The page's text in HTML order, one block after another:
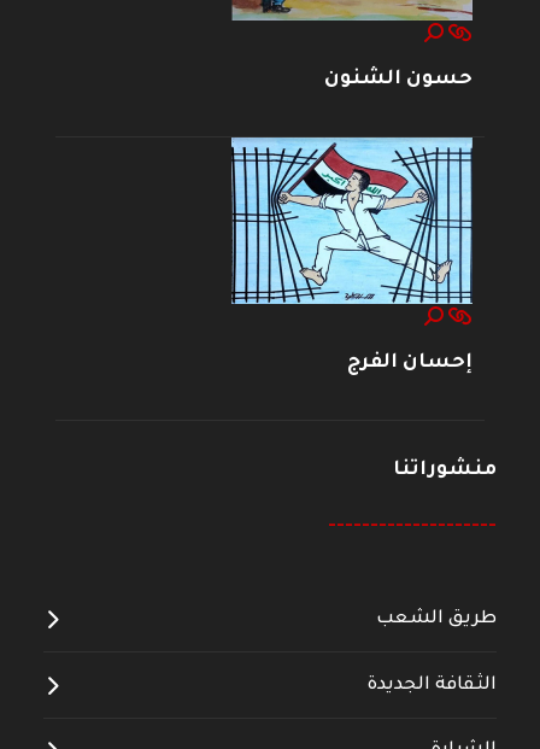
حسون الشنون
إحسان الفرج
منشوراتنا
--------------------
طريق الشعب
الثقافة الجديدة